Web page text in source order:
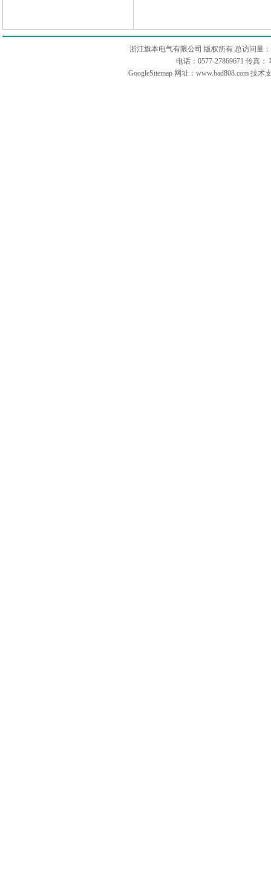
浙江旗本电气有限公司 版权所有 总访问量：
电话：0577-27869671 传真
GoogleSitemap 网址：www.bad808.com 技